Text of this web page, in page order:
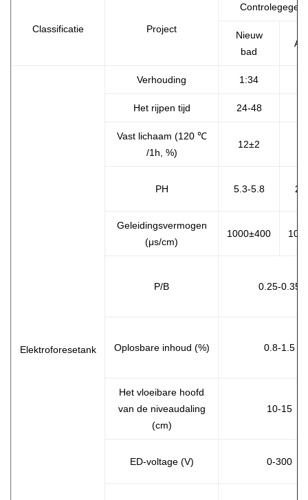
Classificatie Project
Nieuw
bad
Elektroforesetank
Verhouding 1:34
Het rijpen tijd 24-48
Vast lichaam (120 ℃
/1h, %)
12±2
PH 5.3-5.8
Geleidingsvermogen
(μs/cm)
1000±400
P/B 0.25-0.35
Oplosbare inhoud (%) 0.8-1.5
Het vloeibare hoofd
van de niveaudaling
(cm)
10-15
ED-voltage (V) 0-300